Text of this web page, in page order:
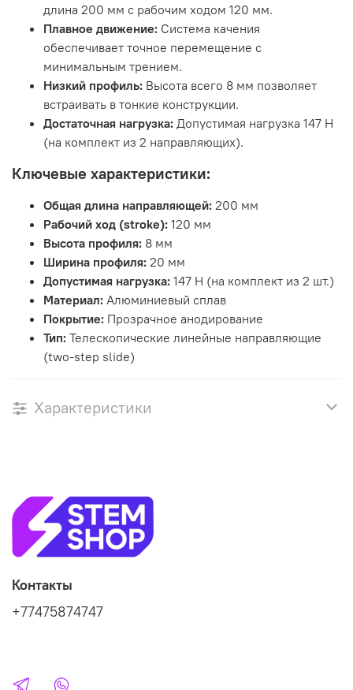
длина 200 мм с рабочим ходом 120 мм.
Плавное движение: Система качения
обеспечивает точное перемещение с
минимальным трением.
Низкий профиль: Высота всего 8 мм позволяет
встраивать в тонкие конструкции.
Достаточная нагрузка: Допустимая нагрузка 147 Н
(на комплект из 2 направляющих).
Ключевые характеристики:
Общая длина направляющей: 200 мм
Рабочий ход (stroke): 120 мм
Высота профиля: 8 мм
Ширина профиля: 20 мм
Допустимая нагрузка: 147 Н (на комплект из 2 шт.)
Материал: Алюминиевый сплав
Покрытие: Прозрачное анодирование
Тип: Телескопические линейные направляющие
(two-step slide)
Характеристики
Контакты
+77475874747